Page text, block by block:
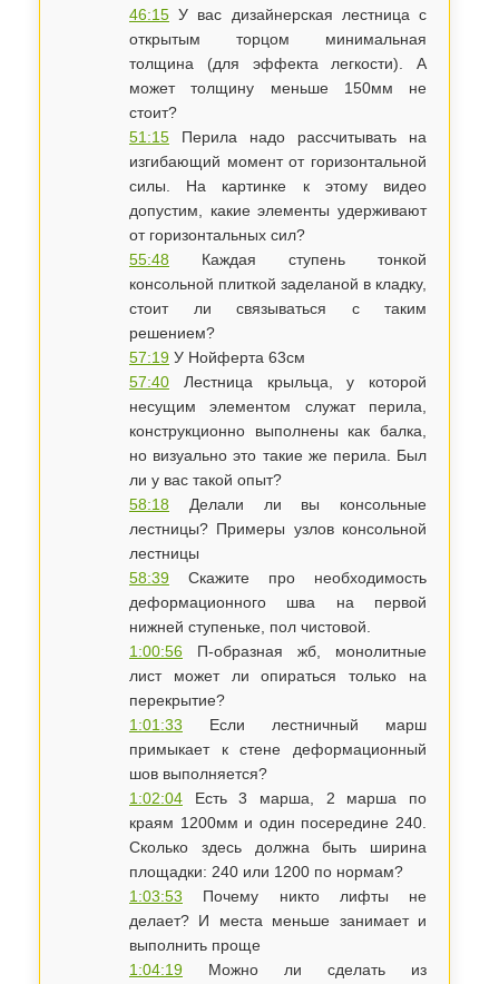
46:15 У вас дизайнерская лестница с
открытым торцом минимальная
толщина (для эффекта легкости). А
может толщину меньше 150мм не
стоит?
51:15 Перила надо рассчитывать на
изгибающий момент от горизонтальной
силы. На картинке к этому видео
допустим, какие элементы удерживают
от горизонтальных сил?
55:48 Каждая ступень тонкой
консольной плиткой заделаной в кладку,
стоит ли связываться с таким
решением?
57:19 У Нойферта 63см
57:40 Лестница крыльца, у которой
несущим элементом служат перила,
конструкционно выполнены как балка,
но визуально это такие же перила. Был
ли у вас такой опыт?
58:18 Делали ли вы консольные
лестницы? Примеры узлов консольной
лестницы
58:39 Скажите про необходимость
деформационного шва на первой
нижней ступеньке, пол чистовой.
1:00:56 П-образная жб, монолитные
лист может ли опираться только на
перекрытие?
1:01:33 Если лестничный марш
примыкает к стене деформационный
шов выполняется?
1:02:04 Есть 3 марша, 2 марша по
краям 1200мм и один посередине 240.
Сколько здесь должна быть ширина
площадки: 240 или 1200 по нормам?
1:03:53 Почему никто лифты не
делает? И места меньше занимает и
выполнить проще
1:04:19 Можно ли сделать из